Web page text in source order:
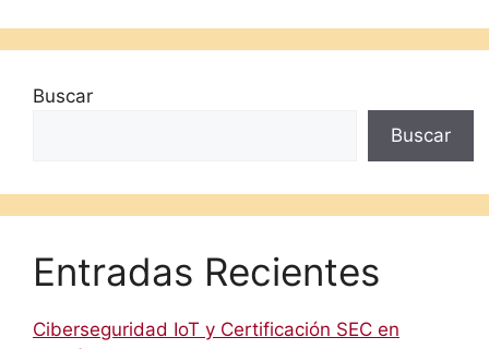
Buscar
Buscar
Entradas Recientes
Ciberseguridad IoT y Certificación SEC en